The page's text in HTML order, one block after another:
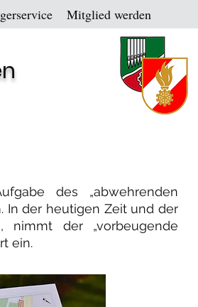
Mitglied werden
des „abwehrenden
In der heutigen Zeit und der
nimmt der „vorbeugende
ein.